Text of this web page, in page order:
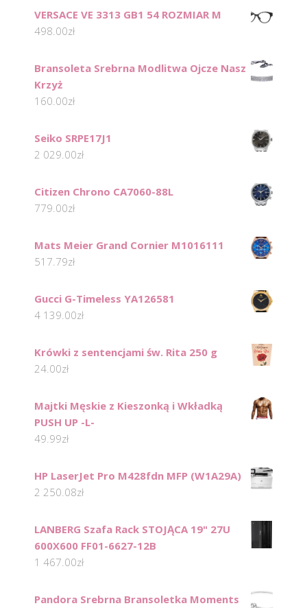
VERSACE VE 3313 GB1 54 ROZMIAR M
498.00zł
Bransoleta Srebrna Modlitwa Ojcze Nasz
Krzyż
160.00zł
Seiko SRPE17J1
2 029.00zł
Citizen Chrono CA7060-88L
779.00zł
Mats Meier Grand Cornier M1016111
517.79zł
Gucci G-Timeless YA126581
4 139.00zł
Krówki z sentencjami św. Rita 250 g
24.00zł
Majtki Męskie z Kieszonką i Wkładką
PUSH UP -L-
49.99zł
HP LaserJet Pro M428fdn MFP (W1A29A)
2 250.08zł
LANBERG Szafa Rack STOJĄCA 19" 27U
600X600 FF01-6627-12B
1 467.00zł
Pandora Srebrna Bransoletka Moments